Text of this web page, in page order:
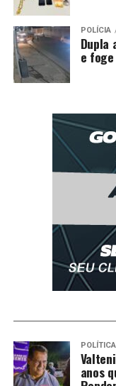
POLÍCIA
Dupla
e
POLÍTICA
anos